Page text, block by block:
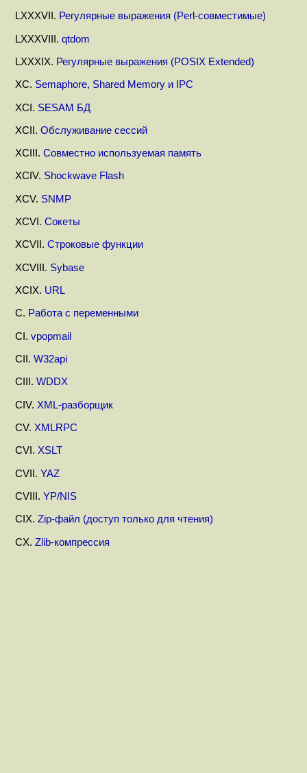
LXXXVII. Регулярные выражения (Perl-совместимые)
LXXXVIII. qtdom
LXXXIX. Регулярные выражения (POSIX Extended)
XC. Semaphore, Shared Memory и IPC
XCI. SESAM БД
XCII. Обслуживание сессий
XCIII. Совместно используемая память
XCIV. Shockwave Flash
XCV. SNMP
XCVI. Сокеты
XCVII. Строковые функции
XCVIII. Sybase
XCIX. URL
C. Работа с переменными
CI. vpopmail
CII. W32api
CIII. WDDX
CIV. XML-разборщик
CV. XMLRPC
CVI. XSLT
CVII. YAZ
CVIII. YP/NIS
CIX. Zip-файл (доступ только для чтения)
CX. Zlib-компрессия